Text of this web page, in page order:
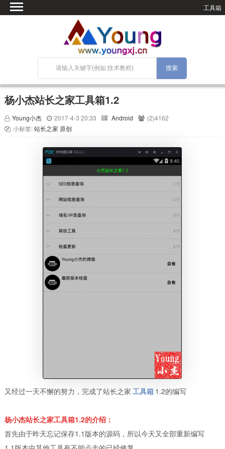
工具箱
网站搭建
关于Blog
宝塔面板
杨小杰站长之家工具箱1.2
Young小杰 2017-4-3 20:33 Android
(2)4162
小标签:站长之家 原创
又经过一天不懈的努力，完成了站长之家 工具箱 1.2的编写
杨小杰站长之家工具箱1.2的介绍：
首先由于昨天忘记保存1.1版本的源码，所以今天又全部重新编写